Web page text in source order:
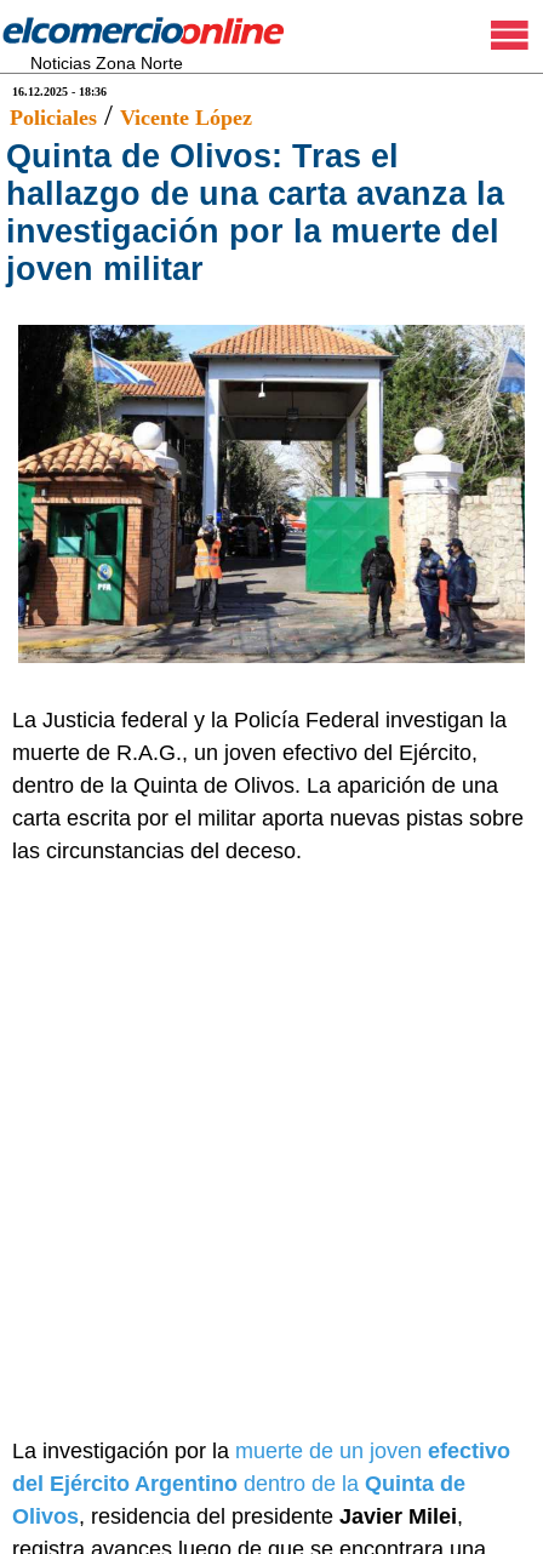
Noticias Zona Norte
16.12.2025 - 18:36
Policiales / Vicente López
Quinta de Olivos: Tras el
hallazgo de una carta avanza la
investigación por la muerte del
joven militar
La Justicia federal y la Policía Federal investigan la
muerte de R.A.G., un joven efectivo del Ejército,
dentro de la Quinta de Olivos. La aparición de una
carta escrita por el militar aporta nuevas pistas sobre
las circunstancias del deceso.
La investigación por la muerte de un joven efectivo
del Ejército Argentino dentro de la Quinta de
Olivos, residencia del presidente Javier Milei,
registra avances luego de que se encontrara una